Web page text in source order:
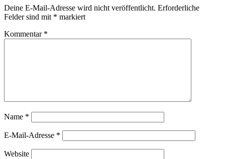
Deine E-Mail-Adresse wird nicht veröffentlicht. Erforderliche
Felder sind mit * markiert
Kommentar *
Name *
E-Mail-Adresse *
Website